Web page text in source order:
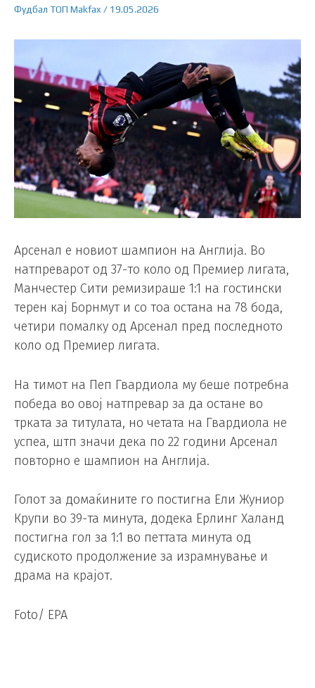
Фудбал ТОП Makfax / 19.05.2026
Арсенал е новиот шампион на Англија. Во
натпреварот од 37-то коло од Премиер лигата,
Манчестер Сити ремизираше 1:1 на гостински
терен кај Борнмут и со тоа остана на 78 бода,
четири помалку од Арсенал пред последното
коло од Премиер лигата.
На тимот на Пеп Гвардиола му беше потребна
победа во овој натпревар за да остане во
трката за титулата, но четата на Гвардиола не
успеа, штп значи дека по 22 години Арсенал
повторно е шампион на Англија.
Голот за домаќините го постигна Ели Жуниор
Крупи во 39-та минута, додека Ерлинг Халанд
постигна гол за 1:1 во петтата минута од
судиското продолжение за израмнување и
драма на крајот.
Foto/ EPA